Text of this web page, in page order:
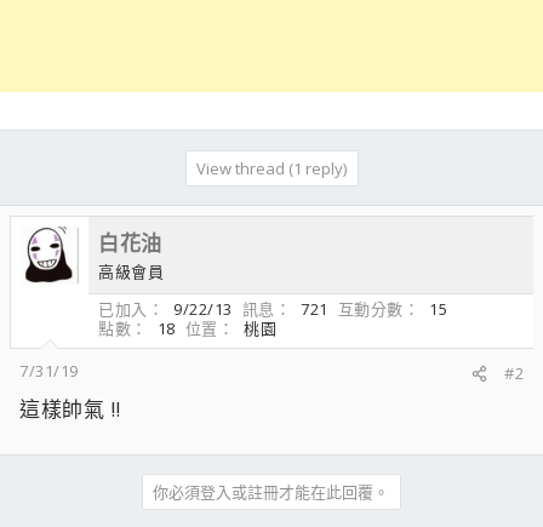
View thread (1 reply)
白花油
高級會員
已加入
9/22/13 訊息 721 互動分數
15
點數
18 位置
桃園
7/31/19
#2
這樣帥氣 !!
你必須登入或註冊才能在此回覆。